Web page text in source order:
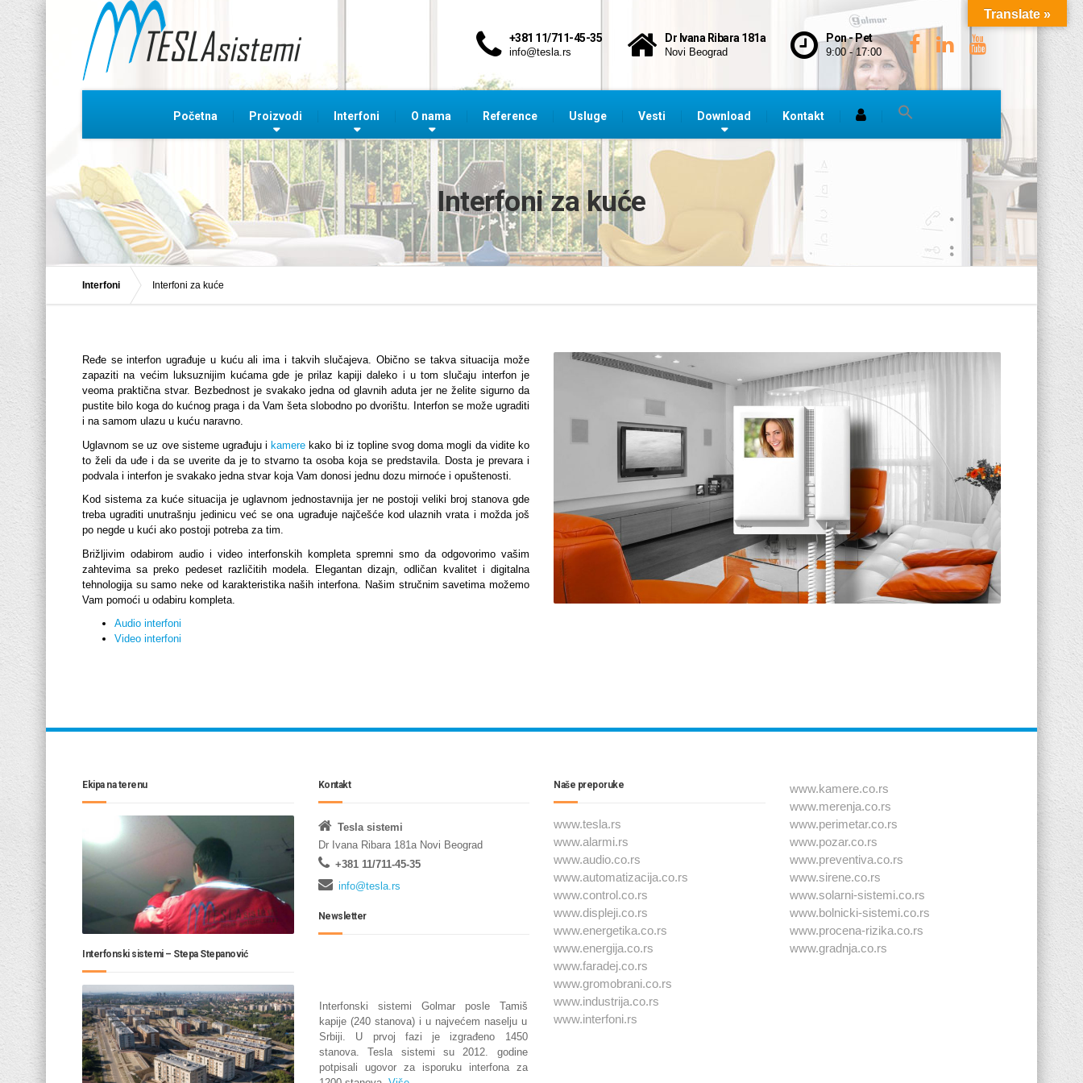
+381 11/711-45-35
info@tesla.rs
Dr Ivana Ribara 181a
Novi Beograd
Pon - Pet
9:00 - 17:00
Početna Proizvodi Interfoni O nama Reference Usluge Vesti Download Kontakt
Interfoni za kuće
Interfoni Interfoni za kuće
Ređe se interfon ugrađuje u kuću ali ima i takvih slučajeva. Obično se takva situacija može
zapaziti na većim luksuznijim kućama gde je prilaz kapiji daleko i u tom slučaju interfon je
veoma praktična stvar. Bezbednost je svakako jedna od glavnih aduta jer ne želite sigurno da
pustite bilo koga do kućnog praga i da Vam šeta slobodno po dvorištu. Interfon se može ugraditi
i na samom ulazu u kuću naravno.
Uglavnom se uz ove sisteme ugrađuju ikamere kako bi iz topline svog doma mogli da vidite ko
to želi da uđe i da se uverite da je to stvarno ta osoba koja se predstavila. Dosta je prevara i
podvala i interfon je svakako jedna stvar koja Vam donosi jednu dozu mirnoće i opuštenosti.
Kod sistema za kuće situacija je uglavnom jednostavnija jer ne postoji veliki broj stanova gde
treba ugraditi unutrašnju jedinicu već se ona ugrađuje najčešće kod ulaznih vrata i možda još
po negde u kući ako postoji potreba za tim.
Brižljivim odabirom audio i video interfonskih kompleta spremni smo da odgovorimo vašim
zahtevima sa preko pedeset različitih modela. Elegantan dizajn, odličan kvalitet i digitalna
tehnologija su samo neke od karakteristika naših interfona. Našim stručnim savetima možemo
Vam pomoći u odabiru kompleta.
Audio interfoni
Video interfoni
Ekipa na terenu
Interfonski sistemi – Stepa Stepanović
Interfonski sistemi Golmar posle Tamiš
kapije (240 stanova) i u najvećem naselju u
Srbiji. U prvoj fazi je izgrađeno 1450
stanova. Tesla sistemi su 2012. godine
potpisali ugovor za isporuku interfona za
Kontakt
Tesla sistemi
Dr Ivana Ribara 181a Novi Beograd
+381 11/711-45-35
info@tesla.rs
Newsletter
Naše preporuke
www.tesla.rs
www.alarmi.rs
www.audio.co.rs
www.automatizacija.co.rs
www.control.co.rs
www.displeji.co.rs
www.energetika.co.rs
www.energija.co.rs
www.faradej.co.rs
www.gromobrani.co.rs
www.industrija.co.rs
www.interfoni.rs
www.kamere.co.rs
www.merenja.co.rs
www.perimetar.co.rs
www.pozar.co.rs
www.preventiva.co.rs
www.sirene.co.rs
www.solarni-sistemi.co.rs
www.bolnicki-sistemi.co.rs
www.procena-rizika.co.rs
www.gradnja.co.rs
Translate »